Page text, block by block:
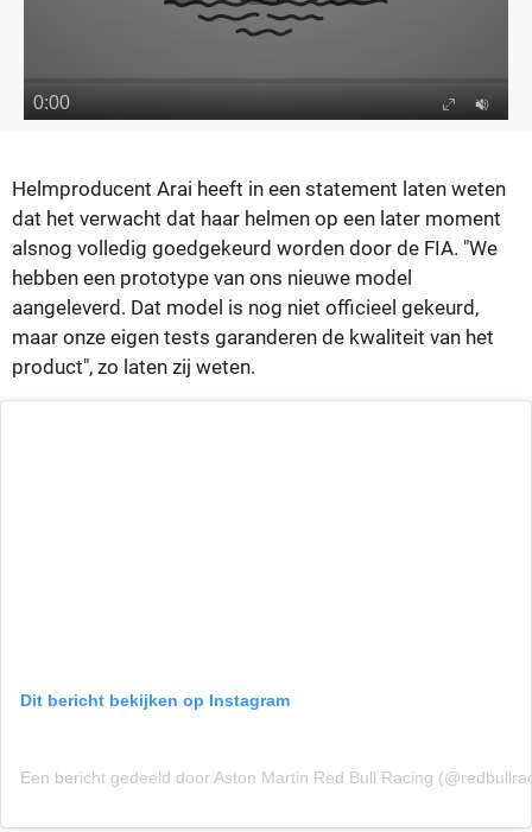
Helmproducent Arai heeft in een statement laten weten
dat het verwacht dat haar helmen op een later moment
alsnog volledig goedgekeurd worden door de FIA. "We
hebben een prototype van ons nieuwe model
aangeleverd. Dat model is nog niet officieel gekeurd,
maar onze eigen tests garanderen de kwaliteit van het
product", zo laten zij weten.
Dit bericht bekijken op Instagram
Een bericht gedeeld door Aston Martin Red Bull Racing